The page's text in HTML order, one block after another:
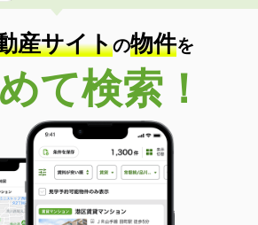
積 21.23m²
1K
5.20万円
岡山県岡山市中区八幡
42.04m²
1LDK
産サイトの物件を
て検索！